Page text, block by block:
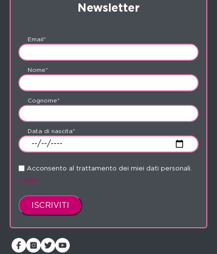
Newsletter
Email*
Nome*
Cognome*
Data di nascita*
Acconsento al trattamento dei miei dati personali.
Leggi